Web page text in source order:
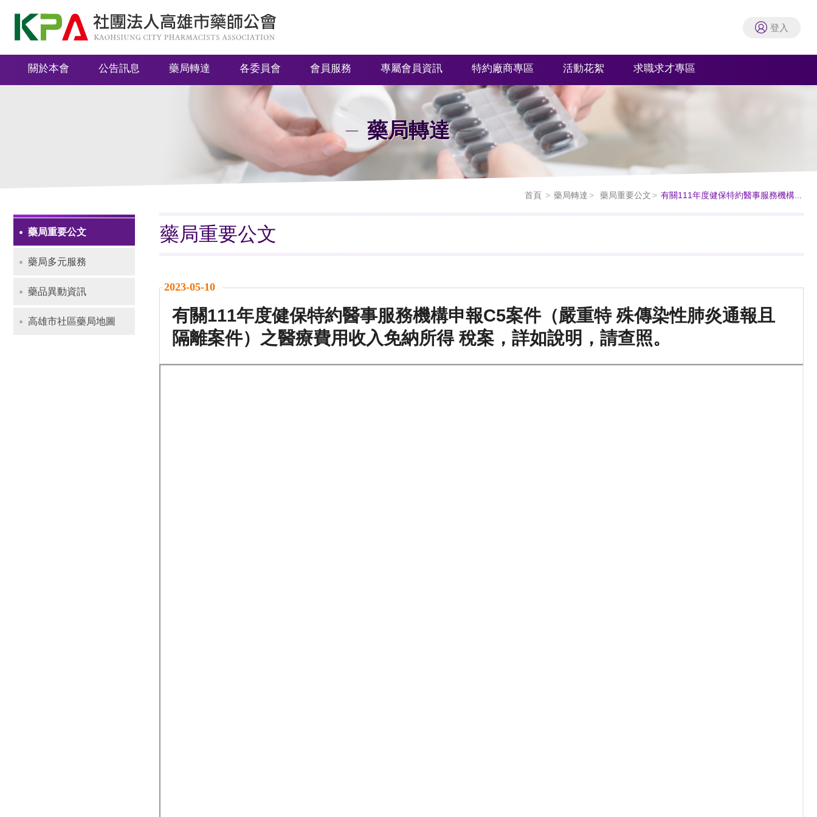
社
團
法
人
會
Navigation
關於本會 公告訊息 藥局轉達 各委員會 會員服務 專屬會員資訊 特約廠商專區 活動花絮 求職求才專區
登入
藥局轉達
首頁 藥局轉達 藥局重要公文 有關111年度健保特約醫事服務機構...
藥局重要公文
2023-05-10
有關111年度健保特約醫事服務機構申報C5案件（嚴重特 殊傳染性肺炎通報且
隔離案件）之醫療費用收入免納所得 稅案，詳如說明，請查照。
藥局重要公文
藥局多元服務
藥品異動資訊
高雄市社區藥局地圖